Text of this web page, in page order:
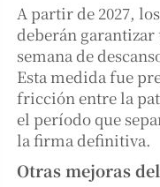
A partir de 2027,
deberán
semana de
Esta medida fue
fricción entre la
el período que
la firma definitiva.
Otras mejoras